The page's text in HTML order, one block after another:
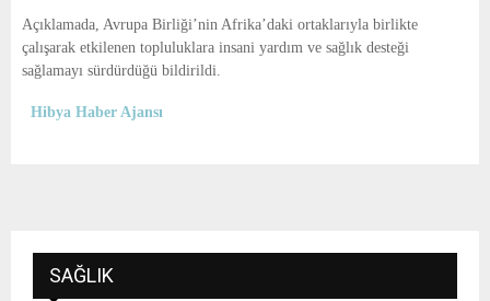
Açıklamada, Avrupa Birliği’nin Afrika’daki ortaklarıyla birlikte
çalışarak etkilenen topluluklara insani yardım ve sağlık desteği
sağlamayı sürdürdüğü bildirildi.
Hibya Haber Ajansı
SAĞLIK